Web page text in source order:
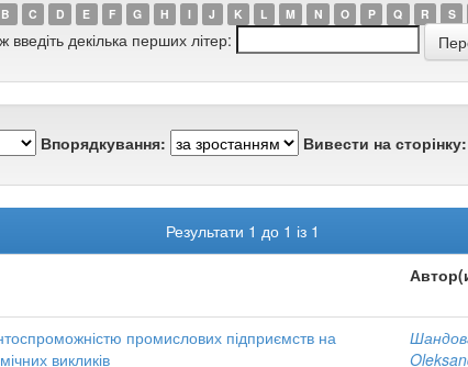
B C D E F G H I J K L M N O P Q R S
введіть декілька перших літер:
Впорядкування: Вивести на сторінку:
Результати 1 до 1 із 1
промислових підприємств на
викликів